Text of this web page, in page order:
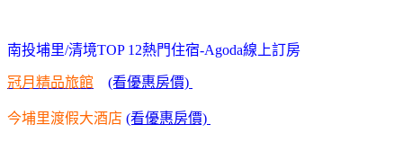
南投埔里/清境TOP 12熱門住宿-Agoda線上訂房
冠月精品旅館 (看優惠房價)
今埔里渡假大酒店 (看優惠房價)